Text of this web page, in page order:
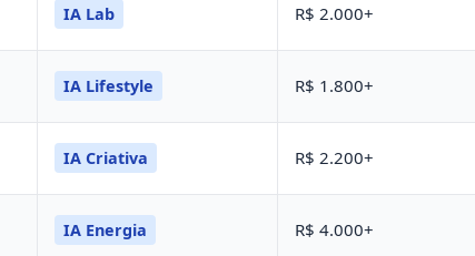
IA Lab R$ 2.000+
IA Lifestyle R$ 1.800+
IA Criativa R$ 2.200+
IA Energia R$ 4.000+